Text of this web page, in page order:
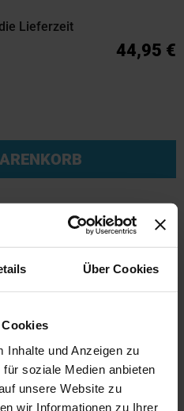
Über Cookies
Inhalte und Anzeigen zu
soziale Medien anbieten
unsere Website zu
wir Informationen zu Ihrer
Lieferzeit
44,95 €
oder ABE